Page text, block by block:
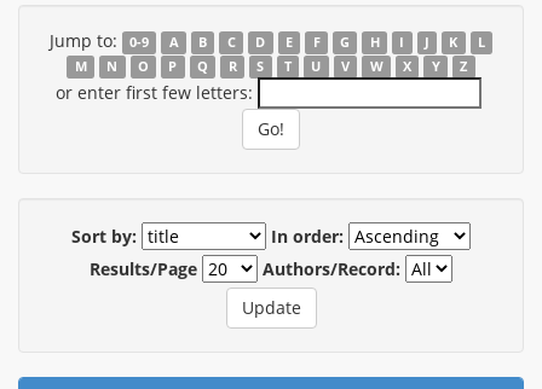
Jump to: 0-9 A B C D E F G H I J K
L
M
N O P Q R S T U V W X Y Z
or enter first few letters:
Sort by:
In order:
Results/Page
Authors/Record: